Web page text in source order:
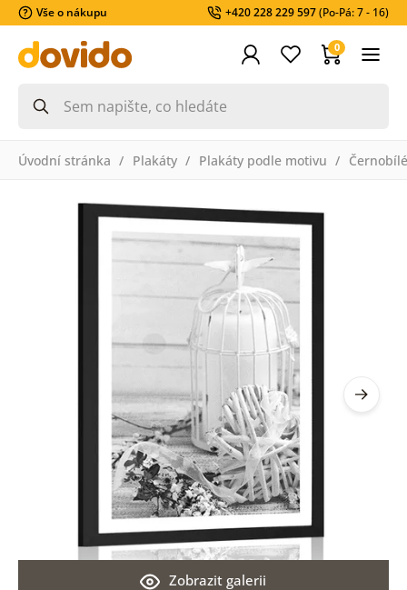
Vše o nákupu +420 228 229 597(Po-Pá: 7 - 16)
0
Úvodní stránka Plakáty Plakáty podle motivu Černobílé
Zobrazit galerii